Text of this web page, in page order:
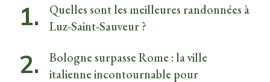
Quelles sont les meilleures randonnées à
Luz-Saint-Sauveur ?
Bologne surpasse Rome : la ville
italienne incontournable pour